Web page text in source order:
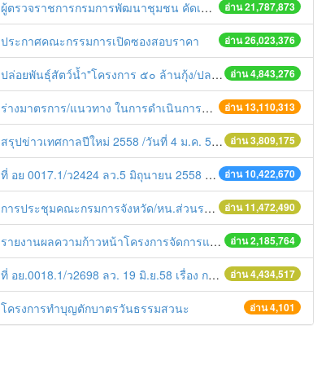
อ่าน 21,787,873
ผู้ตรวจราชการกรมการพัฒนาชุมชน คัดเลือกข้าราชการและลูกจ้างดีเด่น และหน่วยงานพัฒนาชุมชนใสสะอาด ประจำปี ๒๕๕๔
อ่าน 26,023,376
ประกาศคณะกรรมการเปิดซองสอบราคา
อ่าน 4,843,276
ปล่อยพันธุ์สัตว์น้ำ"โครงการ ๕๐ ล้านกุ้ง/ปลา ฟื้นชีวิตใหม่ให้เจ้าพระยา
อ่าน 13,110,313
ร่างมาตรการ/แนวทาง ในการดำเนินการประกอบการตรวจราชการแบบบูรณาการ
อ่าน 3,809,175
สรุปข่าวเทศกาลปีใหม่ 2558 /วันที่ 4 ม.ค. 58
อ่าน 10,422,670
ที่ อย 0017.1/ว2424 ลว.5 มิถุนายน 2558 เรื่อง แจ้งกำหนดตรวจประเมินและให้คะแนนหน่วยงานที่สมัครเข้าร่วมโครงการพัฒนาหน่วยงานต้นแบบในการจัดตั้งศูนย์ข้อมูลข่าวสารของราชการฯ ประจำปีงบประมาณ พ.ศ. 2558
อ่าน 11,472,490
การประชุมคณะกรมการจังหวัด/หน.ส่วนราชการประจำเดือน มิถุนายน 2558
อ่าน 2,185,764
รายงานผลความก้าวหน้าโครงการจัดการแก้ไขปัญหาขยะ สัปดาห์ที่ 9/2558
อ่าน 4,434,517
ที่ อย.0018.1/ว2698 ลว. 19 มิ.ย.58 เรื่อง การแก้ไขปัญหาหนี้สินให้แก่เกษตรกร
อ่าน 4,101
โครงการทำบุญตักบาตรวันธรรมสวนะ